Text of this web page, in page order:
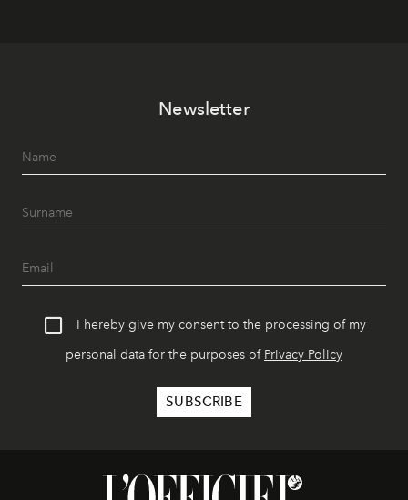
Newsletter
I hereby give my consent to the processing of my
personal data for the purposes of Privacy Policy